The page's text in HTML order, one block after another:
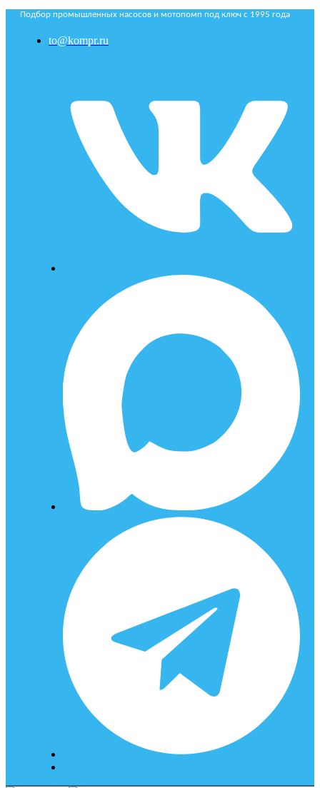
Подбор промышленных насосов и мотопомп под ключ с 1995 года
to@kompr.ru